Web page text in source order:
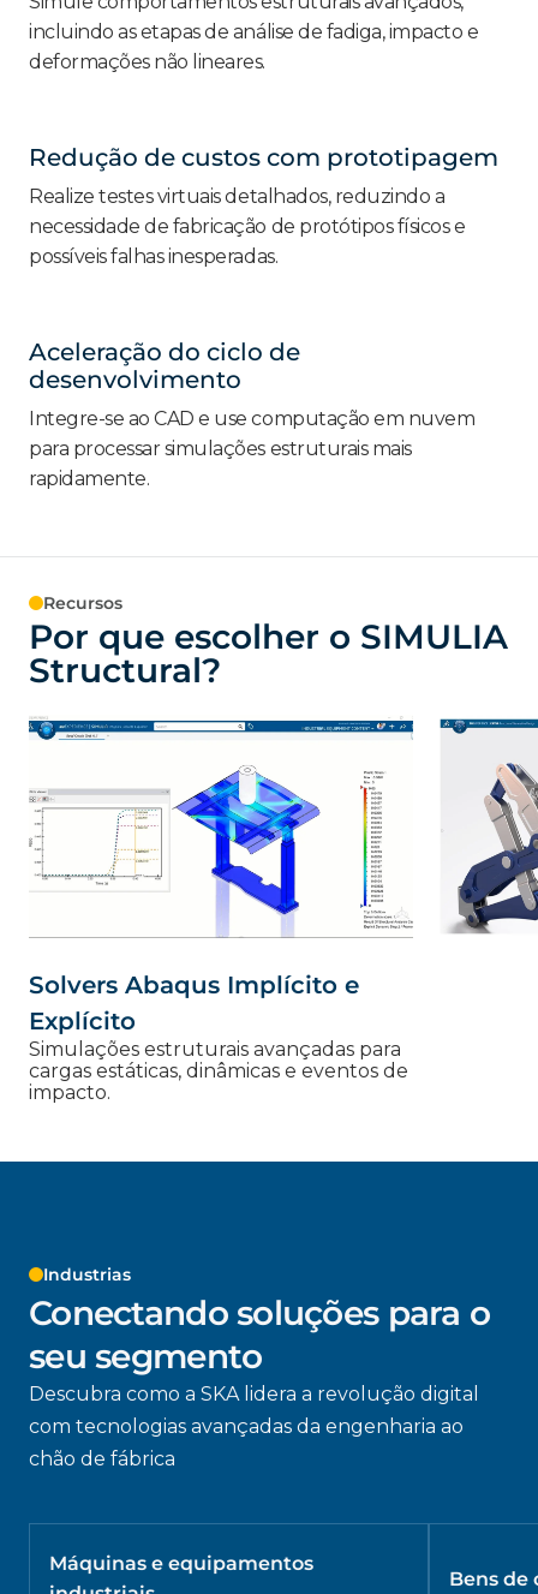
incluindo as etapas de análise de fadiga, impacto e
deformações não lineares.
Redução de custos com prototipagem
Realize testes virtuais detalhados, reduzindo a
necessidade de fabricação de protótipos físicos e
possíveis falhas inesperadas.
Aceleração do ciclo de
desenvolvimento
Integre-se ao CAD e use computação em nuvem
para processar simulações estruturais mais
rapidamente.
Recursos
Por que escolher o SIMULIA
Structural?
Solvers Abaqus Implícito e
Explícito
Simulações estruturais avançadas para
cargas estáticas, dinâmicas e eventos de
impacto.
Industrias
Conectando soluções para o
seu segmento
Descubra como a SKA lidera a revolução digital
com tecnologias avançadas da engenharia ao
chão de fábrica
Máquinas e equipamentos
Bens de